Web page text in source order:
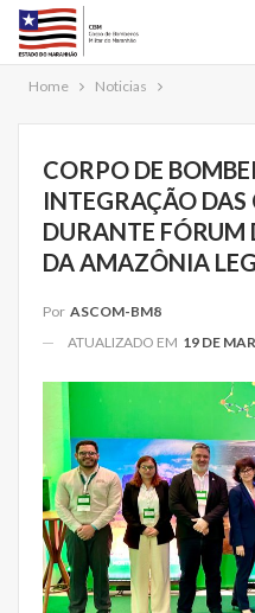
Home Noticias
CORPO DE
INTEGRAÇÃO
DURANTE FÓRUM
DA AMAZÔNIA
Por ASCOM-BM8
ATUALIZADO EM 19 DE